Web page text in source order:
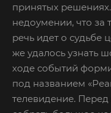
принятых
недоумении, что за
речь идет о судьбе
же удалось
ходе событий
под названием
телевидение.